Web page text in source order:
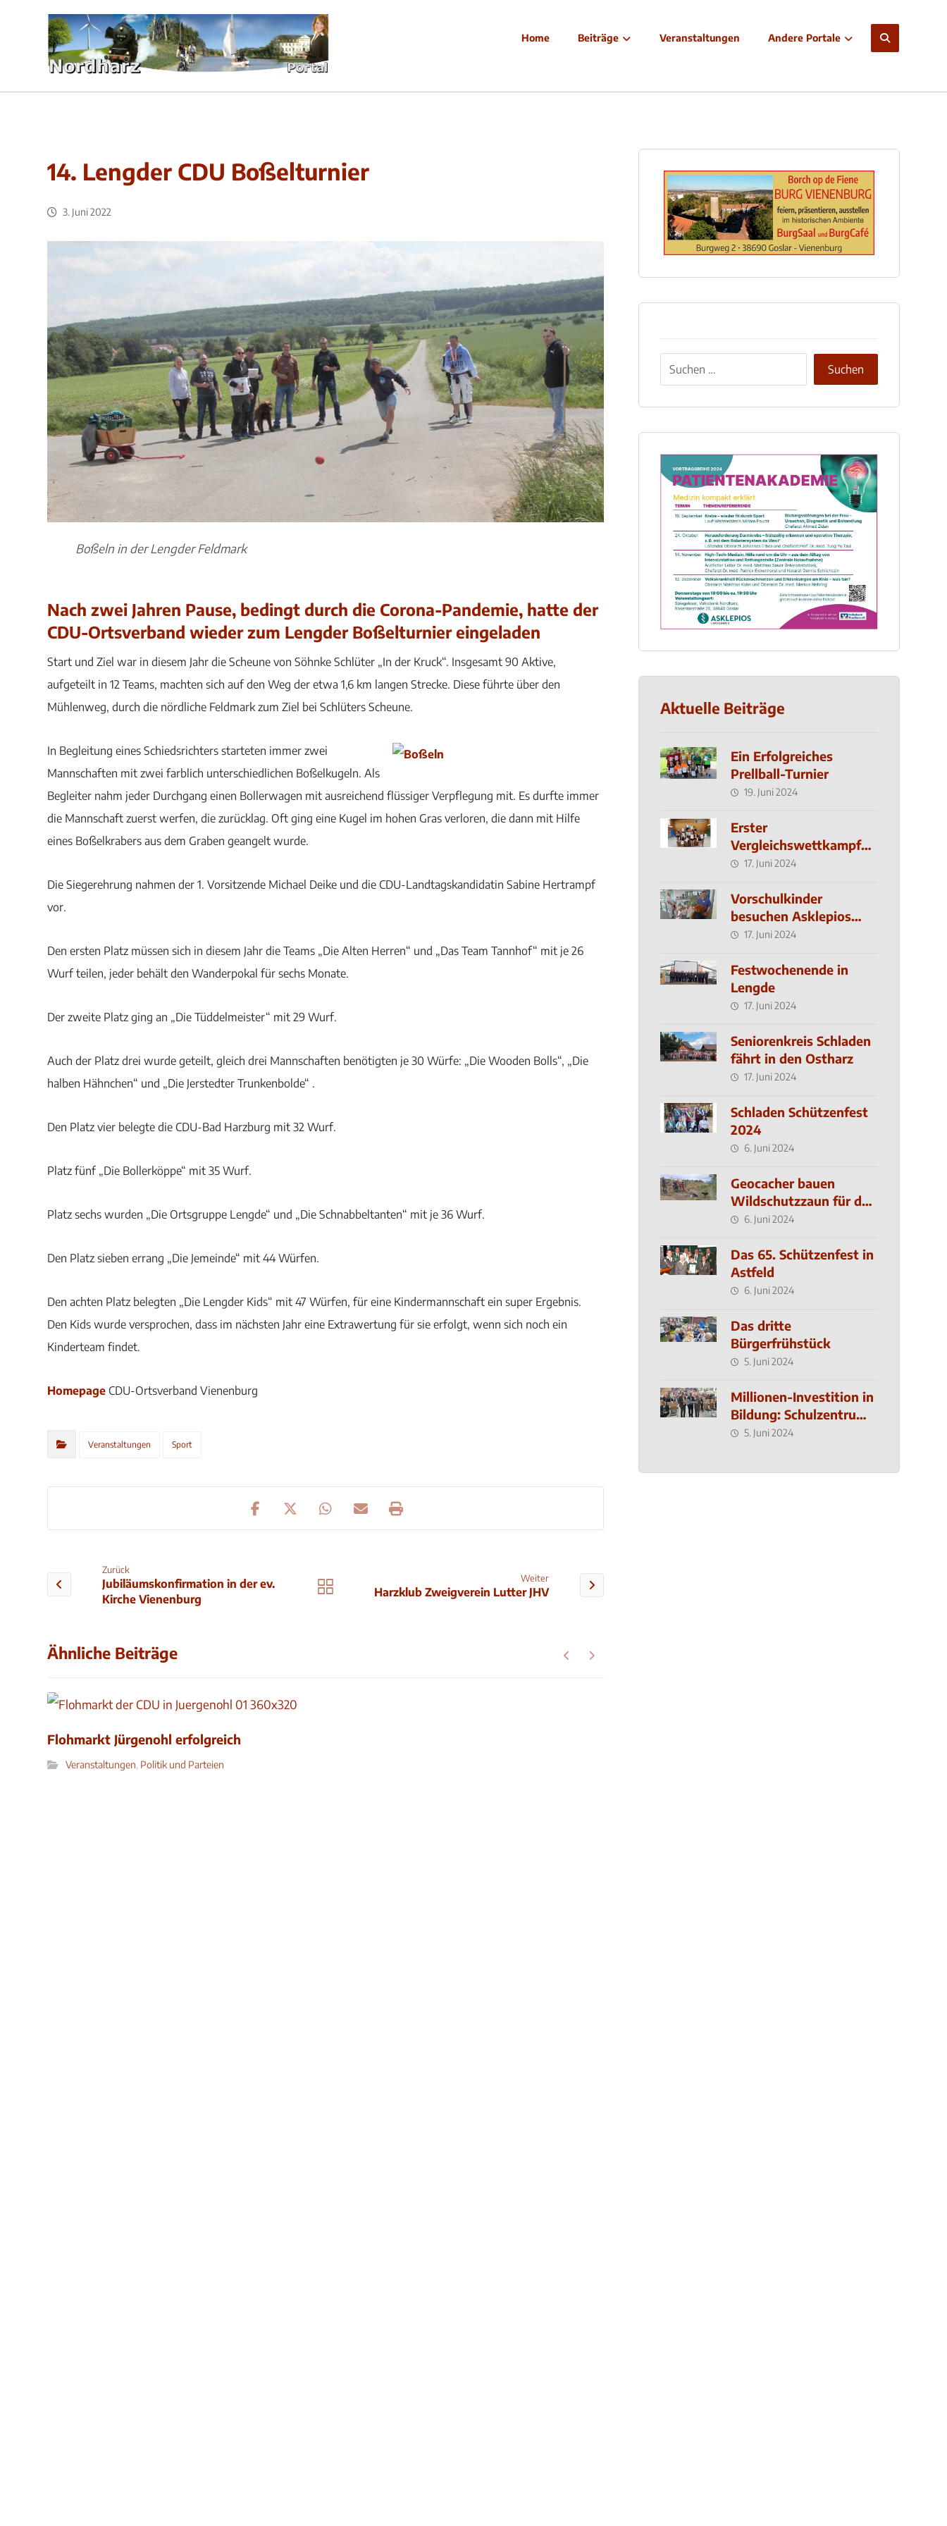
Home Beiträge Veranstaltungen Andere Portale
14. Lengder CDU Boßelturnier
3. Juni 2022
Boßeln in der Lengder Feldmark
Nach zwei Jahren Pause, bedingt durch die Corona-Pandemie, hatte der
CDU-Ortsverband wieder zum Lengder Boßelturnier eingeladen
Start und Ziel war in diesem Jahr die Scheune von Söhnke Schlüter „In der Kruck“. Insgesamt 90 Aktive,
aufgeteilt in 12 Teams, machten sich auf den Weg der etwa 1,6 km langen Strecke. Diese führte über den
Mühlenweg, durch die nördliche Feldmark zum Ziel bei Schlüters Scheune.
In Begleitung eines Schiedsrichters starteten immer zwei
Mannschaften mit zwei farblich unterschiedlichen Boßelkugeln. Als
Begleiter nahm jeder Durchgang einen Bollerwagen mit ausreichend flüssiger Verpflegung mit. Es durfte immer
die Mannschaft zuerst werfen, die zurücklag. Oft ging eine Kugel im hohen Gras verloren, die dann mit Hilfe
eines Boßelkrabers aus dem Graben geangelt wurde.
Die Siegerehrung nahmen der 1. Vorsitzende Michael Deike und die CDU-Landtagskandidatin Sabine Hertrampf
vor.
Den ersten Platz müssen sich in diesem Jahr die Teams „Die Alten Herren“ und „Das Team Tannhof“ mit je 26
Wurf teilen, jeder behält den Wanderpokal für sechs Monate.
Der zweite Platz ging an „Die Tüddelmeister“ mit 29 Wurf.
Auch der Platz drei wurde geteilt, gleich drei Mannschaften benötigten je 30 Würfe: „Die Wooden Bolls“, „Die
halben Hähnchen“ und „Die Jerstedter Trunkenbolde“ .
Den Platz vier belegte die CDU-Bad Harzburg mit 32 Wurf.
Platz fünf „Die Bollerköppe“ mit 35 Wurf.
Platz sechs wurden „Die Ortsgruppe Lengde“ und „Die Schnabbeltanten“ mit je 36 Wurf.
Den Platz sieben errang „Die Jemeinde“ mit 44 Würfen.
Den achten Platz belegten „Die Lengder Kids“ mit 47 Würfen, für eine Kindermannschaft ein super Ergebnis.
Den Kids wurde versprochen, dass im nächsten Jahr eine Extrawertung für sie erfolgt, wenn sich noch ein
Kinderteam findet.
Homepage CDU-Ortsverband Vienenburg
Veranstaltungen Sport
Zurück
Jubiläumskonfirmation in der ev.
Kirche Vienenburg
Weiter
Harzklub Zweigverein Lutter JHV
Ähnliche Beiträge
Flohmarkt Jürgenohl erfolgreich
Veranstaltungen, Politik und Parteien
Aktuelle Beiträge
Ein Erfolgreiches
Prellball-Turnier
19. Juni 2024
Erster
Vergleichswettkampf
seit 2019
17. Juni 2024
Vorschulkinder
besuchen Asklepios
Klinik
17. Juni 2024
Festwochenende in
Lengde
17. Juni 2024
Seniorenkreis Schladen
fährt in den Ostharz
17. Juni 2024
Schladen Schützenfest
2024
6. Juni 2024
Geocacher bauen
Wildschutzzaun für den
MachMit! Wald
6. Juni 2024
Das 65. Schützenfest in
Astfeld
6. Juni 2024
Das dritte
Bürgerfrühstück
5. Juni 2024
Millionen-Investition in
Bildung: Schulzentrum-
Neubau
5. Juni 2024